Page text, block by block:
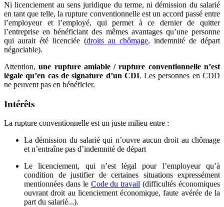
Ni licenciement au sens juridique du terme, ni démission du salarié
en tant que telle, la rupture conventionnelle est un accord passé entre
l’employeur et l’employé, qui permet à ce dernier de quitter
l’entreprise en bénéficiant des mêmes avantages qu’une personne
qui aurait été licenciée (droits au chômage, indemnité de départ
négociable).
Attention,une rupture amiable / rupture conventionnelle n’est
légale qu’en cas de signature d’un CDI. Les personnes en CDD
ne peuvent pas en bénéficier.
Intérêts
La rupture conventionnelle est un juste milieu entre :
La démission du salarié qui n’ouvre aucun droit au chômage
et n’entraîne pas d’indemnité de départ
Le licenciement, qui n’est légal pour l’employeur qu’à
condition de justifier de certaines situations expressément
mentionnées dans le Code du travail (difficultés économiques
ouvrant droit au licenciement économique, faute avérée de la
part du salarié...).